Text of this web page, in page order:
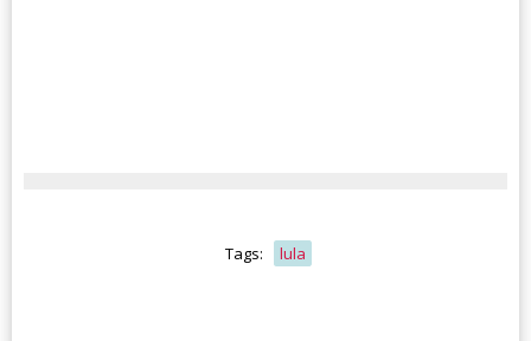
Tags: lula